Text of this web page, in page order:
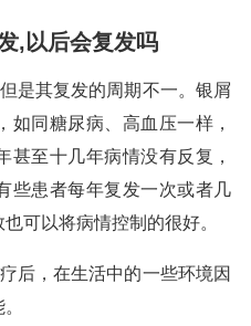
,以后会复发吗
是其复发的周期不一。银屑
如同糖尿病、高血压一样，
甚至十几年病情没有反复，
些患者每年复发一次或者几
可以将病情控制的很好。
后，在生活中的一些环境因